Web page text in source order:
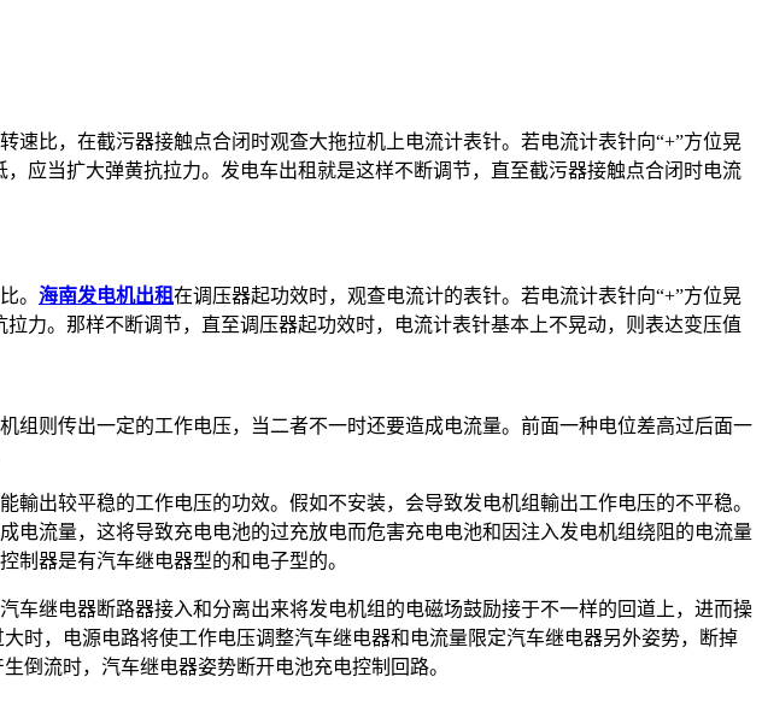
比，在截污器接触点合闭时观查大拖拉机上电流计表针。若电流计表针向“+”方位晃
应当扩大弹黄抗拉力。发电车出租就是这样不断调节，直至截污器接触点合闭时电流
。 海南发电机出租在调压器起功效时，观查电流计的表针。若电流计表针向“+”方位晃
力。那样不断调节，直至调压器起功效时，电流计表针基本上不晃动，则表达变压值
则传出一定的工作电压，当二者不一时还要造成电流量。前面一种电位差高过后面一
较平稳的工作电压的功效。假如不安装，会导致发电机组輸出工作电压的不平稳。
流量，这将导致充电电池的过充放电而危害充电电池和因注入发电机组绕阻的电流量
制器是有汽车继电器型的和电子型的。
继电器断路器接入和分离出来将发电机组的电磁场鼓励接于不一样的回道上，进而操
时，电源电路将使工作电压调整汽车继电器和电流量限定汽车继电器另外姿势，断掉
倒流时，汽车继电器姿势断开电池充电控制回路。